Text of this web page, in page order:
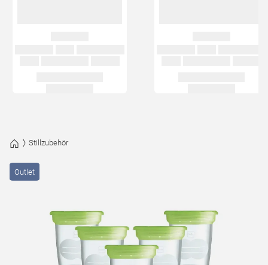
Stillzubehör
Outlet